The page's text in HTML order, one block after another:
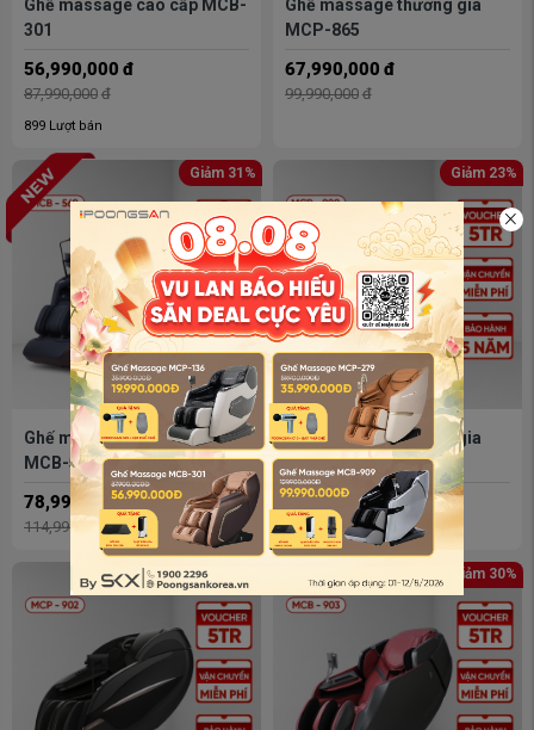
Ghế massage cao cấp MCB-
301
56,990,000 đ
87,990,000 đ
899 Lượt bán
Ghế massage thương gia
MCP-865
67,990,000 đ
99,990,000 đ
Giảm 31%
Ghế massage thương gia
MCB-569
78,990,000đ
114,990,000đ
Giảm 23%
Ghế massage thương gia
MCB-909
99,990,000 đ
129,990,000đ
Giảm 37% Giảm 30%